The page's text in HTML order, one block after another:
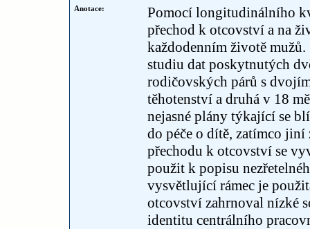
Anotace:
Pomocí longitudinálního
přechod k otcovství a na
každodenním životě
studiu dat poskytnutých
rodičovských párů s
těhotenství a druhá v 18
nejasné plány týkající se
do péče o dítě, zatímco
přechodu k otcovství se
použit k popisu
vysvětlující rámec je
otcovství zahrnoval nízké
identitu centrálního